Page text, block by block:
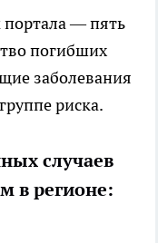
портала — пять
погибших
заболевания
риска.
случаев
в регионе: